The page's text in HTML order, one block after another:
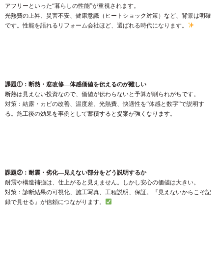
アフリーといった“暮らしの性能”が重視されます。
光熱費の上昇、災害不安、健康意識（ヒートショック対策）など、背景は明確
です。性能を語れるリフォーム会社ほど、選ばれる時代になります。
課題①：断熱・窓改修—体感価値を伝えるのが難しい
断熱は見えない投資なので、価値が伝わらないと予算が削られがちです。
対策：結露・カビの改善、温度差、光熱費、快適性を“体感と数字”で説明す
る。施工後の効果を事例として蓄積すると提案が強くなります。
課題②：耐震・劣化—見えない部分をどう説明するか
耐震や構造補強は、仕上がると見えません。しかし安心の価値は大きい。
対策：診断結果の可視化、施工写真、工程説明、保証。『見えないからこそ記
録で見せる』が信頼につながります。